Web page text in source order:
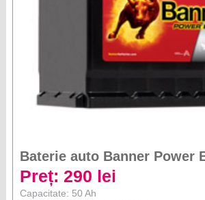
Baterie auto Banner Power
Preț: 290 lei
Capacitate: 50 Ah